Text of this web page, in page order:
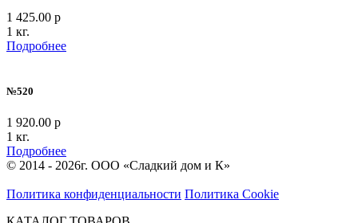
1 425.00 р
1 кг.
Подробнее
№520
1 920.00 р
1 кг.
Подробнее
© 2014 - 2026г. ООО «Сладкий дом и К»
Политика конфиденциальности Политика Cookie